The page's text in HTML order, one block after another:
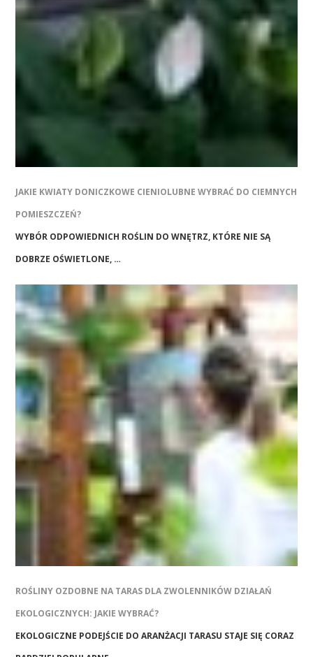
JAKIE KWIATY DONICZKOWE CIENIOLUBNE WYBRAĆ DO CIEMNYCH
POMIESZCZEŃ?
WYBÓR ODPOWIEDNICH ROŚLIN DO WNĘTRZ, KTÓRE NIE SĄ
DOBRZE OŚWIETLONE, …
ROŚLINY OZDOBNE NA TARAS DLA ZWOLENNIKÓW DZIAŁAŃ
EKOLOGICZNYCH: JAKIE WYBRAĆ?
EKOLOGICZNE PODEJŚCIE DO ARANŻACJI TARASU STAJE SIĘ CORAZ